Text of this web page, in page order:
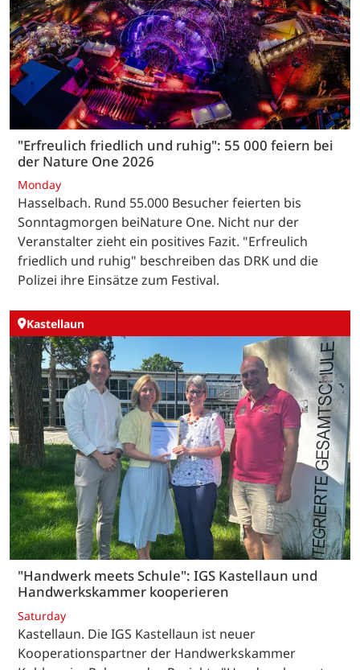
"Erfreulich friedlich und ruhig": 55 000 feiern bei
der Nature One 2026
Monday
Hasselbach. Rund 55.000 Besucher feierten bis
Sonntagmorgen beiNature One. Nicht nur der
Veranstalter zieht ein positives Fazit. "Erfreulich
friedlich und ruhig" beschreiben das DRK und die
Polizei ihre Einsätze zum Festival.
Kastellaun
"Handwerk meets Schule": IGS Kastellaun und
Handwerkskammer kooperieren
Saturday
Kastellaun. Die IGS Kastellaun ist neuer
Kooperationspartner der Handwerkskammer